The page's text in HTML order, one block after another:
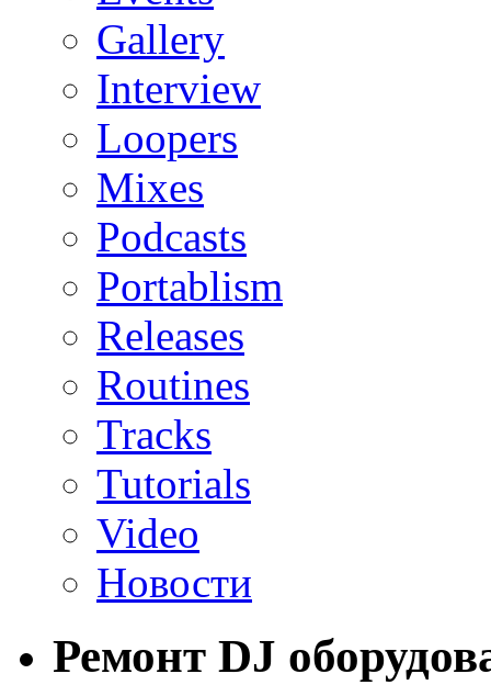
Gallery
Interview
Loopers
Mixes
Podcasts
Portablism
Releases
Routines
Tracks
Tutorials
Video
Новости
Ремонт DJ